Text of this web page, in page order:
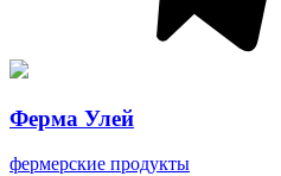
Ферма Улей
фермерские продукты